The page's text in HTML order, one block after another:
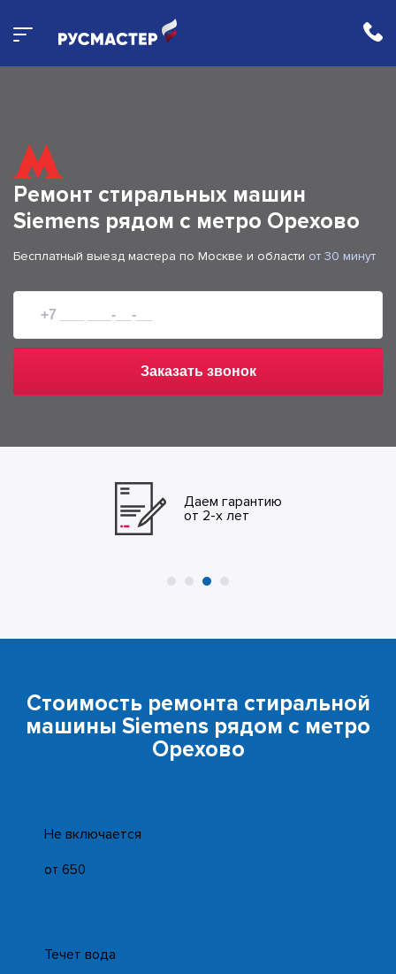
Ремонт стиральных машин
Siemens рядом с метро Орехово
Бесплатный выезд мастера по Москве и области от 30 минут
Заказать звонок
Даем гарантию
от 2-х лет
Стоимость ремонта стиральной
машины Siemens рядом с метро
Орехово
Не включается
от 650
Течет вода